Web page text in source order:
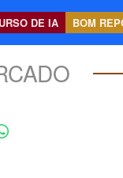
DE IA BOM